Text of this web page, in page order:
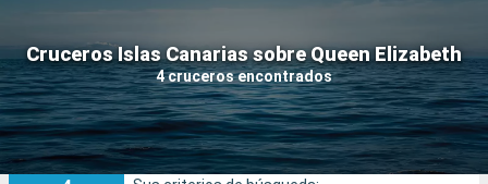
Cruceros Islas Canarias sobre Queen Elizabeth
4 cruceros encontrados
Nuestros destinos
Fecha de salida
Puertos Compañías